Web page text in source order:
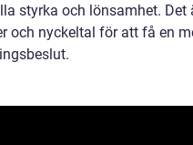
styrka och lönsamhet.
och nyckeltal för att få en